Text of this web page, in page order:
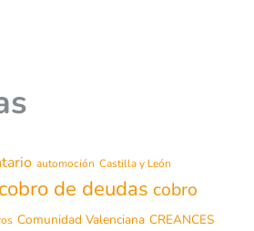
automoción Castilla y León
cobro de deudas cobro
Comunidad Valenciana CREANCES